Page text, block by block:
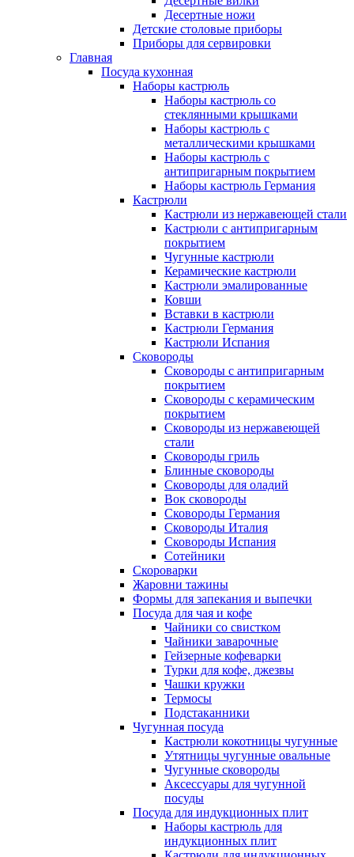
Десертные ножи
Детские столовые приборы
Приборы для сервировки
Главная
Посуда кухонная
Наборы кастрюль
Наборы кастрюль со
стеклянными крышками
Наборы кастрюль с
металлическими крышками
Наборы кастрюль с
антипригарным покрытием
Наборы кастрюль Германия
Кастрюли
Кастрюли из нержавеющей стали
Кастрюли с антипригарным
покрытием
Чугунные кастрюли
Керамические кастрюли
Кастрюли эмалированные
Ковши
Вставки в кастрюли
Кастрюли Германия
Кастрюли Испания
Сковороды
Сковороды с антипригарным
покрытием
Сковороды с керамическим
покрытием
Сковороды из нержавеющей
стали
Сковороды гриль
Блинные сковороды
Сковороды для оладий
Вок сковороды
Сковороды Германия
Сковороды Италия
Сковороды Испания
Сотейники
Скороварки
Жаровни тажины
Формы для запекания и выпечки
Посуда для чая и кофе
Чайники со свистком
Чайники заварочные
Гейзерные кофеварки
Турки для кофе, джезвы
Чашки кружки
Термосы
Подстаканники
Чугунная посуда
Кастрюли кокотницы чугунные
Утятницы чугунные овальные
Чугунные сковороды
Аксессуары для чугунной
посуды
Посуда для индукционных плит
Наборы кастрюль для
индукционных плит